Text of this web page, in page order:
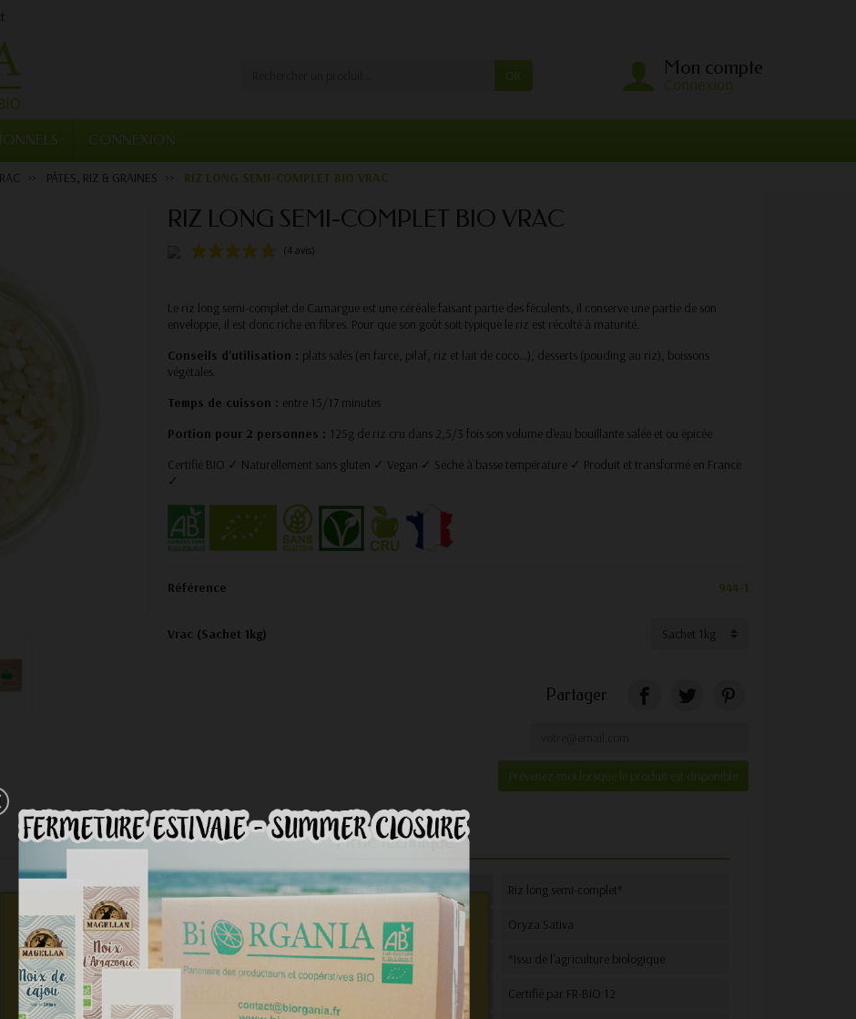
OK Mon compte
Connexion
CONNEXION
PÂTES, RIZ & GRAINES RIZ LONG SEMI-COMPLET BIO VRAC
RIZ LONG SEMI-COMPLET BIO VRAC
Le riz long semi-complet de Camargue est une céréale faisant partie des féculents, il conserve une partie de son
enveloppe, il est donc riche en fibres. Pour que son goût soit typique le riz est récolté à maturité.
Conseils d'utilisation : plats salés (en farce, pilaf, riz et lait de coco...), desserts (pouding au riz), boissons
végétales.
Temps de cuisson : entre 15/17 minutes
Portion pour 2 personnes : 125g de riz cru dans 2,5/3 fois son volume d'eau bouillante salée et ou épicée
Certifié BIO ✓ Naturellement sans gluten ✓ Vegan ✓ Séché à basse température ✓ Produit et transformé en France
✓
Référence 944-1
Vrac (Sachet 1kg)
Partager
Prévenez-moi lorsque le produit est disponible
Fiche technique
Ingrédients Riz long semi-complet*
Nom botanique Oryza Sativa
Mode de production *Issu de l'agriculture biologique
Certifié par FR-BIO 12